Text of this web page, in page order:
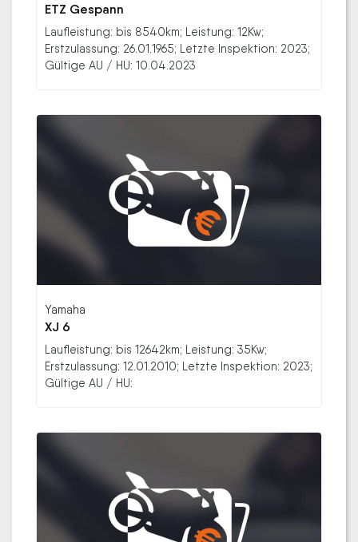
ETZ Gespann
Laufleistung: bis 8540km; Leistung: 12Kw;
Erstzulassung: 26.01.1965; Letzte Inspektion: 2023;
Gültige AU / HU: 10.04.2023
Yamaha
XJ 6
Laufleistung: bis 12642km; Leistung: 35Kw;
Erstzulassung: 12.01.2010; Letzte Inspektion: 2023;
Gültige AU / HU: